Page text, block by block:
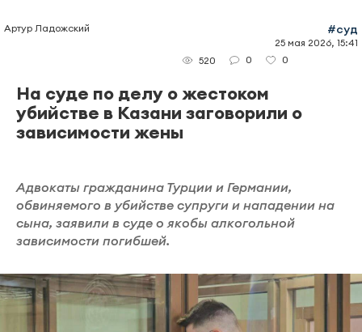
Артур Ладожский #суд
25 мая 2026, 15:41
520
0 0
На суде по делу о жестоком
убийстве в Казани заговорили о
зависимости жены
Адвокаты гражданина Турции и Германии,
обвиняемого в убийстве супруги и нападении на
сына, заявили в суде о якобы алкогольной
зависимости погибшей.